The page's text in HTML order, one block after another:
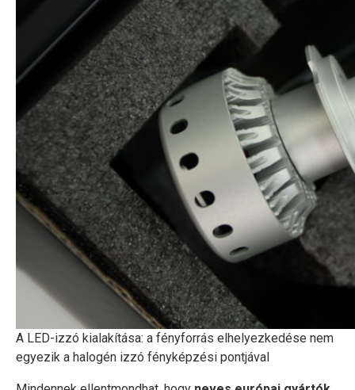
A LED-izzó kialakítása: a fényforrás elhelyezkedése nem
egyezik a halogén izzó fényképzési pontjával